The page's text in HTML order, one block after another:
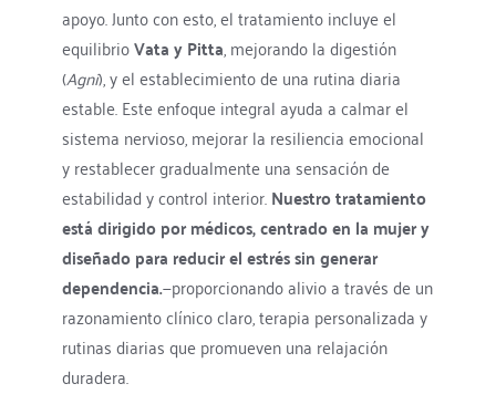
apoyo. Junto con esto, el tratamiento incluye el
equilibrio Vata y Pitta, mejorando la digestión
(Agni), y el establecimiento de una rutina diaria
estable. Este enfoque integral ayuda a calmar el
sistema nervioso, mejorar la resiliencia emocional
y restablecer gradualmente una sensación de
estabilidad y control interior. Nuestro tratamiento
está dirigido por médicos, centrado en la mujer y
diseñado para reducir el estrés sin generar
dependencia.—proporcionando alivio a través de un
razonamiento clínico claro, terapia personalizada y
rutinas diarias que promueven una relajación
duradera.